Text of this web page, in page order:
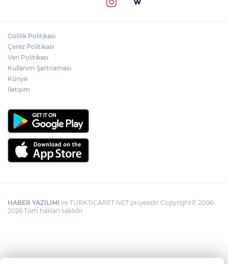
Gizlilik Politikası
Çerez Politikası
Veri Politikası
Kullanım Şartnamesi
Künye
İletişim
HABER YAZILIMI ve TURKTICARET.NET projesidir Copyright© 2006-
2026 Tüm hakları saklıdır.